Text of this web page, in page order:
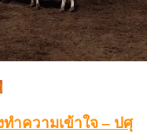
ำความเข้าใจ – ปศุ